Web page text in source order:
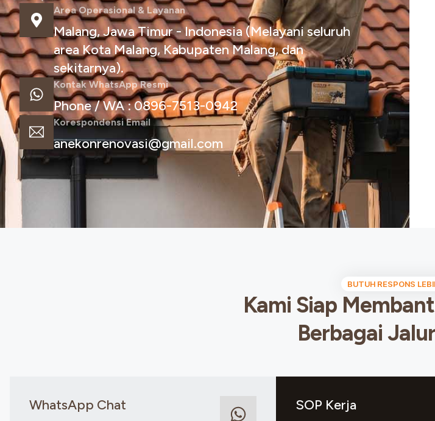
Area Operasional & Layanan
Malang, Jawa Timur - Indonesia (Melayani seluruh
area Kota Malang, Kabupaten Malang, dan
sekitarnya).
Kontak WhatsApp Resmi
Phone / WA : 0896-7513-0942
Korespondensi Email
anekonrenovasi@gmail.com
BUTUH RESPONS
Kami Siap
Berbagai
WhatsApp Chat SOP Kerja